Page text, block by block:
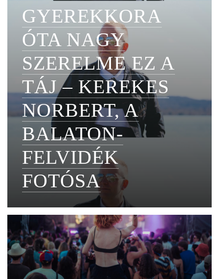
GYEREKKORA
ÓTA NAGY
SZERELME EZ A
TÁJ – KEREKES
NORBERT, A
BALATON-
FELVIDÉK
FOTÓSA